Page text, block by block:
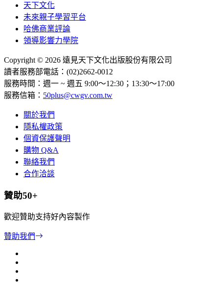
天下文化
未來親子學習平台
哈佛商業評論
領導影響力學院
Copyright © 2026 遠見天下文化出版股份有限公司
讀者服務部電話：(02)2662-0012
服務時間：週一 ~ 週五 9:00～12:30；13:30～17:00
服務信箱： 50plus@cwgv.com.tw
關於我們
隱私權政策
個資保護聲明
購物 Q&A
聯絡我們
合作洽談
贊助50+
歡迎贊助支持好內容製作
贊助我們